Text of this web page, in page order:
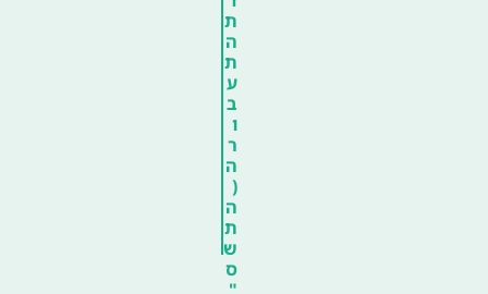
ת
ה
ת
ע
ב
ו
ר
ה
(
ה
ת
ש
ס